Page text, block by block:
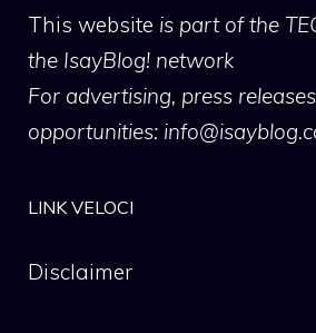
This website is part of the
the IsayBlog! network
For advertising, press
opportunities:
LINK VELOCI
Disclaimer